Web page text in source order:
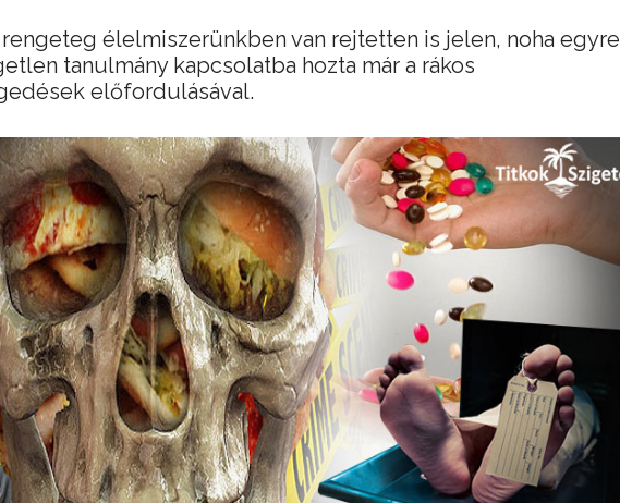
élelmiszerünkben van rejtetten is jelen, noha egyre
tanulmány kapcsolatba hozta már a rákos
előfordulásával.